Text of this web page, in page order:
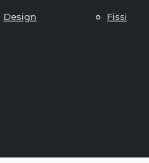
Design Fissi